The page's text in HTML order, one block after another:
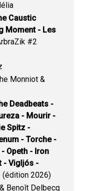
Caustic
Moment - Les
#2
Monniot &
Deadbeats -
- Mourir -
Spitz -
- Torche -
Opeth - Iron
- Vigljós -
2026)
Benoît Delbecq